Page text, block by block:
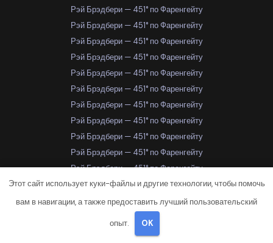
Рэй Брэдбери — 451° по Фаренгейту
Рэй Брэдбери — 451° по Фаренгейту
Рэй Брэдбери — 451° по Фаренгейту
Рэй Брэдбери — 451° по Фаренгейту
Рэй Брэдбери — 451° по Фаренгейту
Рэй Брэдбери — 451° по Фаренгейту
Рэй Брэдбери — 451° по Фаренгейту
Рэй Брэдбери — 451° по Фаренгейту
Рэй Брэдбери — 451° по Фаренгейту
Рэй Брэдбери — 451° по Фаренгейту
Рэй Брэдбери — 451° по Фаренгейту
Рэй Брэдбери — 451° по Фаренгейту
Рэй Брэдбери — 451° по Фаренгейту
Рэй Брэдбери — 451° по Фаренгейту
Рэй Брэдбери — 451° по Фаренгейту
Этот сайт использует куки-файлы и другие технологии, чтобы помочь
вам в навигации, а также предоставить лучший пользовательский
опыт. OK